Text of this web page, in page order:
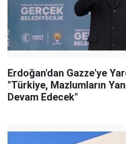
Erdoğan'dan Gazze'ye
"Türkiye, Mazlumların
Devam Edecek"